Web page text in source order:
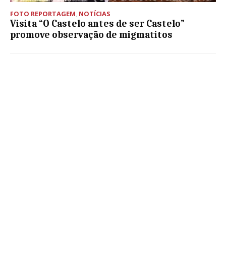
FOTO REPORTAGEM, NOTÍCIAS
Visita “O Castelo antes de ser Castelo”
promove observação de migmatitos